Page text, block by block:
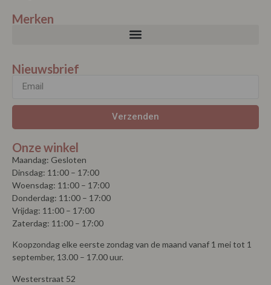
Merken
Nieuwsbrief
Verzenden
Onze winkel
Maandag: Gesloten
Dinsdag: 11:00 – 17:00
Woensdag: 11:00 – 17:00
Donderdag: 11:00 – 17:00
Vrijdag: 11:00 – 17:00
Zaterdag: 11:00 – 17:00
Koopzondag elke eerste zondag van de maand vanaf 1 mei tot 1
september, 13.00 – 17.00 uur.
Westerstraat 52